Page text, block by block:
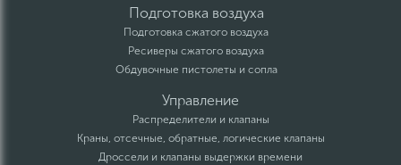
Подготовка воздуха
Подготовка сжатого воздуха
Ресиверы сжатого воздуха
Обдувочные пистолеты и сопла
Управление
Распределители и клапаны
Краны, отсечные, обратные, логические клапаны
Дроссели и клапаны выдержки времени